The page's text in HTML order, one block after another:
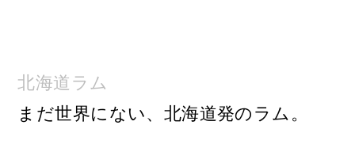
北海道ラム
まだ世界にない、北海道発のラム。
News & Press